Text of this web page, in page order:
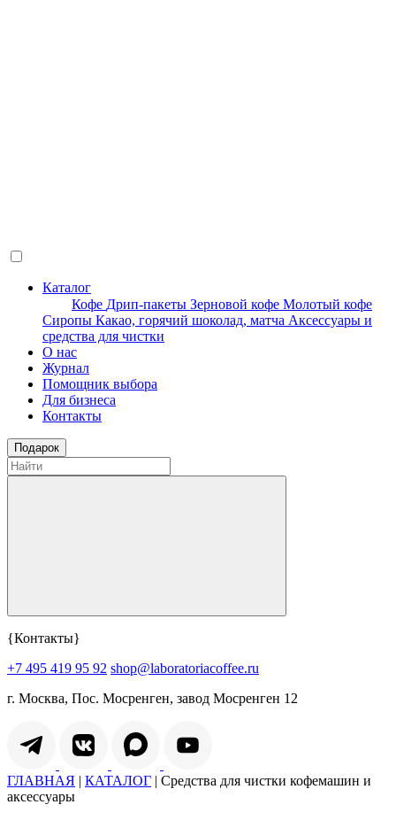
Каталог
Кофе Дрип-пакеты Зерновой кофе Молотый кофе
Сиропы Какао, горячий шоколад, матча Аксессуары и
средства для чистки
О нас
Журнал
Помощник выбора
Для бизнеса
Контакты
Подарок
{Контакты}
+7 495 419 95 92 shop@laboratoriacoffee.ru
г. Москва, Пос. Мосренген, завод Мосренген 12
ГЛАВНАЯ | КАТАЛОГ | Средства для чистки кофемашин и
аксессуары